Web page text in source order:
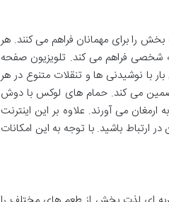
را برای مهمانان فراهم می کنند. هر
شخصی فراهم می کند. تلویزیون صفحه
با نوشیدنی ها و تنقلات متنوع در هر
تضمین می کند. حمام های لوکس با دوش
می آورند. علاوه بر این اینترنت
ارتباط باشید. با توجه به این امکانات